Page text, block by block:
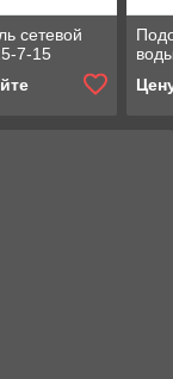
сетевой
7-15